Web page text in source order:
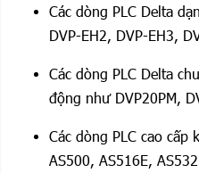
Các dòng PLC Delta
DVP-EH2, DVP-EH3,
Các dòng PLC Delta
động như DVP20PM,
Các dòng PLC cao cấp
AS500, AS516E,